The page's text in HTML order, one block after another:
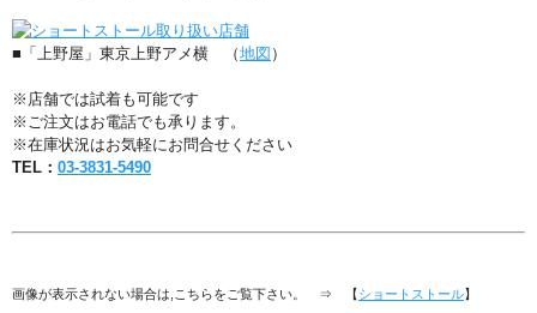
■「上野屋」東京上野アメ横 （地図 ）
※店舗では試着も可能です
※ご注文はお電話でも承ります。
※在庫状況はお気軽にお問合せください
TEL： 03-3831-5490
画像が表示されない場合は,こちらをご覧下さい。 ⇒ 【 ショートストール】